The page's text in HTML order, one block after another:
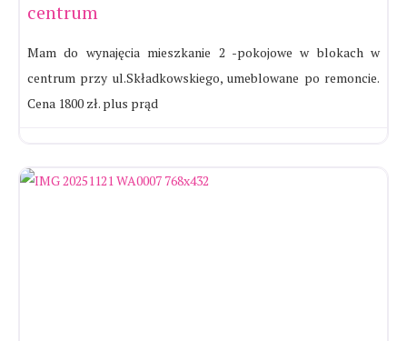
centrum
Mam do wynajęcia mieszkanie 2 -pokojowe w blokach w
centrum przy ul.Składkowskiego, umeblowane po remoncie.
Cena 1800 zł. plus prąd